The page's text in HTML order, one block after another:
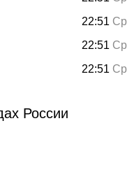
22:51 Ср
22:51 Ср
22:51 Ср
России